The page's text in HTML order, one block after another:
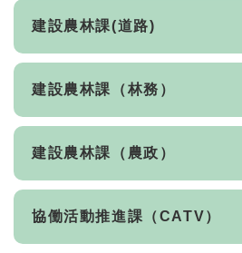
建設農林課(道路)
建設農林課（林務）
建設農林課（農政）
協働活動推進課（CATV）